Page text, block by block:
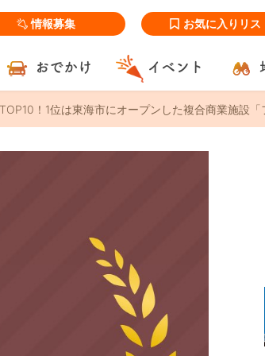
情報募集 お気に入りリス
おでかけ イベント
！1位は東海市にオープンした複合商業施設「